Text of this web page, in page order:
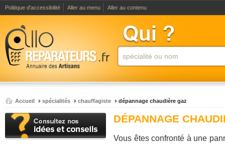
Politique d'accessibilité Aller au menu Aller au contenu
Accueil spécialités chauffagiste dépannage chaudière gaz
DÉPANNAGE
Vous êtes confronté à une